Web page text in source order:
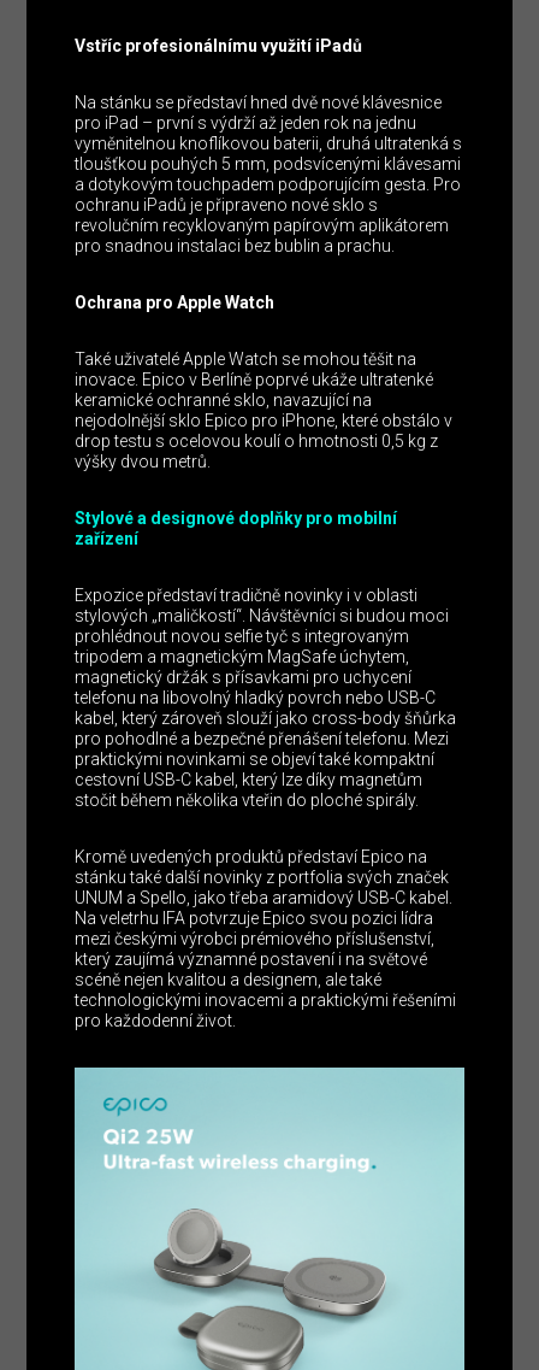
Vstříc profesionálnímu využití iPadů
Na stánku se představí hned dvě nové klávesnice
pro iPad – první s výdrží až jeden rok na jednu
vyměnitelnou knoflíkovou baterii, druhá ultratenká s
tloušťkou pouhých 5 mm, podsvícenými klávesami
a dotykovým touchpadem podporujícím gesta. Pro
ochranu iPadů je připraveno nové sklo s
revolučním recyklovaným papírovým aplikátorem
pro snadnou instalaci bez bublin a prachu.
Ochrana pro Apple Watch
Také uživatelé Apple Watch se mohou těšit na
inovace. Epico v Berlíně poprvé ukáže ultratenké
keramické ochranné sklo, navazující na
nejodolnější sklo Epico pro iPhone, které obstálo v
drop testu s ocelovou koulí o hmotnosti 0,5 kg z
výšky dvou metrů.
Stylové a designové doplňky pro mobilní
zařízení
Expozice představí tradičně novinky i v oblasti
stylových „maličkostí“. Návštěvníci si budou moci
prohlédnout novou selfie tyč s integrovaným
tripodem a magnetickým MagSafe úchytem,
magnetický držák s přísavkami pro uchycení
telefonu na libovolný hladký povrch nebo USB-C
kabel, který zároveň slouží jako cross-body šňůrka
pro pohodlné a bezpečné přenášení telefonu. Mezi
praktickými novinkami se objeví také kompaktní
cestovní USB-C kabel, který lze díky magnetům
stočit během několika vteřin do ploché spirály.
Kromě uvedených produktů představí Epico na
stánku také další novinky z portfolia svých značek
UNUM a Spello, jako třeba aramidový USB-C kabel.
Na veletrhu IFA potvrzuje Epico svou pozici lídra
mezi českými výrobci prémiového příslušenství,
který zaujímá významné postavení i na světové
scéně nejen kvalitou a designem, ale také
technologickými inovacemi a praktickými řešeními
pro každodenní život.